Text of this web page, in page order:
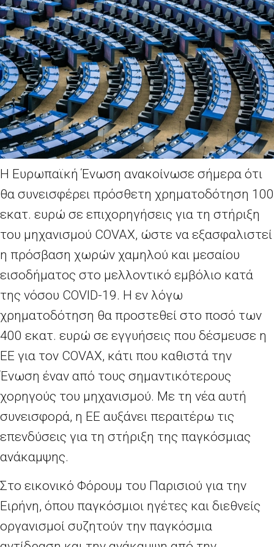
Η Ευρωπαϊκή Ένωση ανακοίνωσε σήμερα ότι
θα συνεισφέρει πρόσθετη χρηματοδότηση 100
εκατ. ευρώ σε επιχορηγήσεις για τη στήριξη
του μηχανισμού COVAX, ώστε να εξασφαλιστεί
η πρόσβαση χωρών χαμηλού και μεσαίου
εισοδήματος στο μελλοντικό εμβόλιο κατά
της νόσου COVID-19. Η εν λόγω
χρηματοδότηση θα προστεθεί στο ποσό των
400 εκατ. ευρώ σε εγγυήσεις που δέσμευσε η
ΕΕ για τον COVAX, κάτι που καθιστά την
Ένωση έναν από τους σημαντικότερους
χορηγούς του μηχανισμού. Με τη νέα αυτή
συνεισφορά, η ΕΕ αυξάνει περαιτέρω τις
επενδύσεις για τη στήριξη της παγκόσμιας
ανάκαμψης.
Στο εικονικό Φόρουμ του Παρισιού για την
Ειρήνη, όπου παγκόσμιοι ηγέτες και διεθνείς
οργανισμοί συζητούν την παγκόσμια